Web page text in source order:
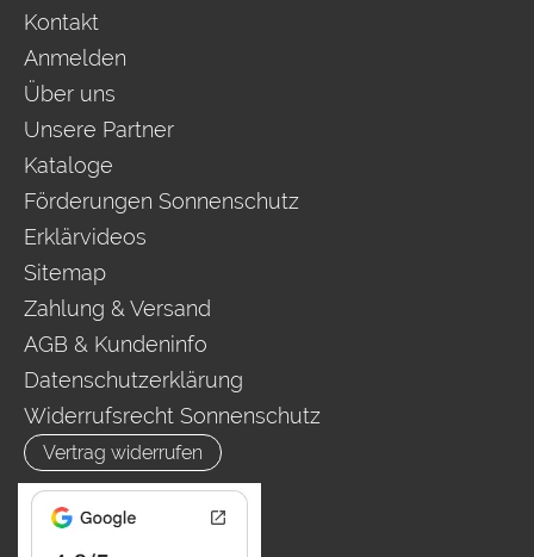
Kontakt
Anmelden
Über uns
Unsere Partner
Kataloge
Förderungen Sonnenschutz
Erklärvideos
Sitemap
Zahlung & Versand
AGB & Kundeninfo
Datenschutzerklärung
Widerrufsrecht Sonnenschutz
Vertrag widerrufen